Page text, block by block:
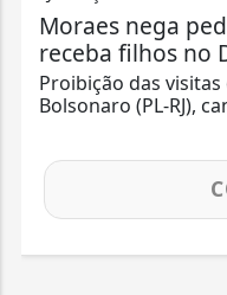
Moraes nega
receba filhos no
Proibição das
Bolsonaro (PL-RJ),